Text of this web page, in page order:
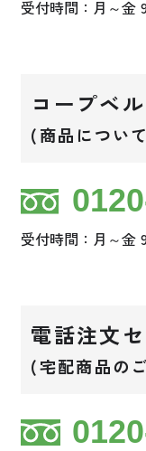
受付時間：月～金
コープベル
(商品につい
受付時間：月～金
電話注文
(宅配商品の